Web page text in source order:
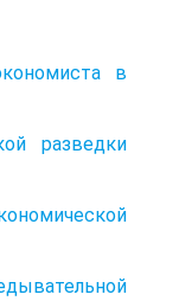
в
разведки